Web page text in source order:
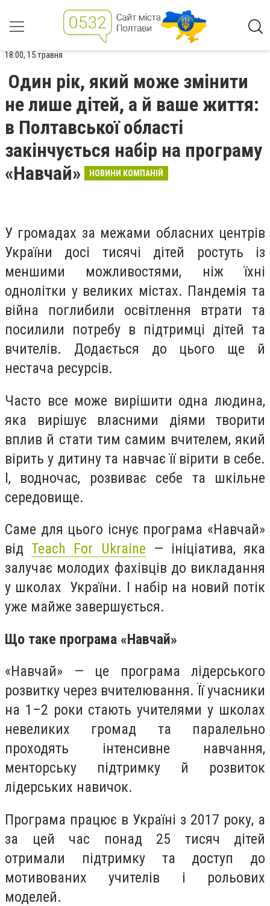
18:00, 15 травня
Один рік, який може змінити
не лише дітей, а й ваше життя:
в Полтавської області
закінчується набір на програму
«Навчай»
НОВИНИ КОМПАНІЙ
У громадах за межами обласних центрів
України досі тисячі дітей ростуть із
меншими можливостями, ніж їхні
однолітки у великих містах. Пандемія та
війна поглибили освітлення втрати та
посилили потребу в підтримці дітей та
вчителів. Додається до цього ще й
нестача ресурсів.
Часто все може вирішити одна людина,
яка вирішує власними діями творити
вплив й стати тим самим вчителем, який
вірить у дитину та навчає її вірити в себе.
І, водночас, розвиває себе та шкільне
середовище.
Саме для цього існує програма «Навчай»
відTeach For Ukraine — ініціатива, яка
залучає молодих фахівців до викладання
у школах України. І набір на новий потік
уже майже завершується.
Що таке програма «Навчай»
«Навчай» — це програма лідерського
розвитку через вчителювання. Її учасники
на 1–2 роки стають учителями у школах
невеликих громад та паралельно
проходять інтенсивне навчання,
менторську підтримку й розвиток
лідерських навичок.
Програма працює в Україні з 2017 року, а
за цей час понад 25 тисяч дітей
отримали підтримку та доступ до
мотивованих учителів і рольових
моделей.